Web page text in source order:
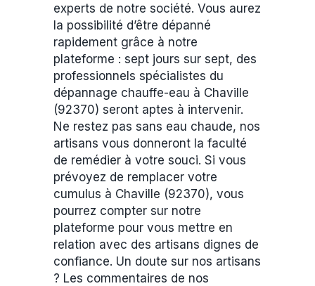
experts de notre société. Vous aurez
la possibilité d’être dépanné
rapidement grâce à notre
plateforme : sept jours sur sept, des
professionnels spécialistes du
dépannage chauffe-eau à Chaville
(92370) seront aptes à intervenir.
Ne restez pas sans eau chaude, nos
artisans vous donneront la faculté
de remédier à votre souci. Si vous
prévoyez de remplacer votre
cumulus à Chaville (92370), vous
pourrez compter sur notre
plateforme pour vous mettre en
relation avec des artisans dignes de
confiance. Un doute sur nos artisans
? Les commentaires de nos